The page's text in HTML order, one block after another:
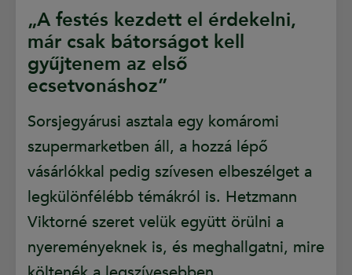
„A festés kezdett el érdekelni,
már csak bátorságot kell
gyűjtenem az első
ecsetvonáshoz”
Sorsjegyárusi asztala egy komáromi
szupermarketben áll, a hozzá lépő
vásárlókkal pedig szívesen elbeszélget a
legkülönfélébb témákról is. Hetzmann
Viktorné szeret velük együtt örülni a
nyereményeknek is, és meghallgatni, mire